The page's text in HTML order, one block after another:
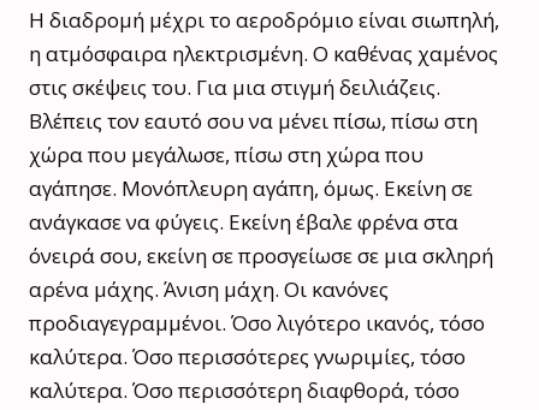
Η διαδρομή μέχρι το αεροδρόμιο είναι σιωπηλή,
η ατμόσφαιρα ηλεκτρισμένη. Ο καθένας χαμένος
στις σκέψεις του. Για μια στιγμή δειλιάζεις.
Βλέπεις τον εαυτό σου να μένει πίσω, πίσω στη
χώρα που μεγάλωσε, πίσω στη χώρα που
αγάπησε. Μονόπλευρη αγάπη, όμως. Εκείνη σε
ανάγκασε να φύγεις. Εκείνη έβαλε φρένα στα
όνειρά σου, εκείνη σε προσγείωσε σε μια σκληρή
αρένα μάχης. Άνιση μάχη. Οι κανόνες
προδιαγεγραμμένοι. Όσο λιγότερο ικανός, τόσο
καλύτερα. Όσο περισσότερες γνωριμίες, τόσο
καλύτερα. Όσο περισσότερη διαφθορά, τόσο